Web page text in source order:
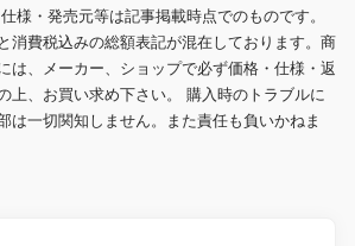
様・発売元等は記事掲載時点でのものです。
消費税込みの総額表記が混在しております。商
は、メーカー、ショップで必ず価格・仕様・返
上、お買い求め下さい。 購入時のトラブルに
は一切関知しません。また責任も負いかねま